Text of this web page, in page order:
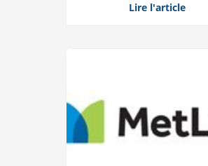
Lire l'article